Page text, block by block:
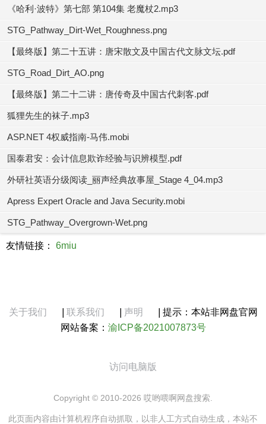
《哈利·波特》第七部 第104集 老魔杖2.mp3
STG_Pathway_Dirt-Wet_Roughness.png
【最终版】第二十五讲：唐宋散文及中国古代文脉文坛.pdf
STG_Road_Dirt_AO.png
【最终版】第二十二讲：唐传奇及中国古代刺客.pdf
狐狸先生的袜子.mp3
ASP.NET 4权威指南-马伟.mobi
国泰君安：会计信息欺诈经验与识辨模型.pdf
外研社英语分级阅读_丽声经典故事屋_Stage 4_04.mp3
Apress Expert Oracle and Java Security.mobi
STG_Pathway_Overgrown-Wet.png
友情链接： 6miu
关于我们 联系我们 声明
提示：本站非网盘官网
网站备案： 渝ICP备2021007873号
访问电脑版
Copyright © 2010-2026 哎哟喂啊网盘搜索.
此页面内容由计算机程序自动抓取，以非人工方式自动生成，本站不